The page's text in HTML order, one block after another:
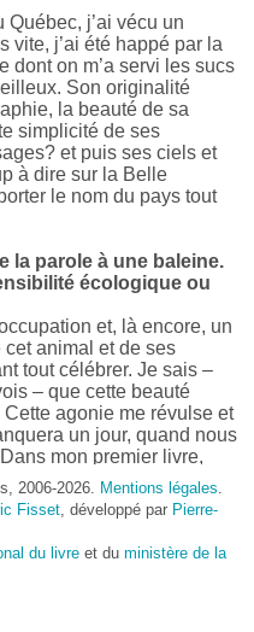
Québec, j’ai vécu un
vite, j’ai été happé par la
dont on m’a servi les sucs
Son originalité
la beauté de sa
simplicité de ses
et puis ses ciels et
à dire sur la Belle
le nom du pays tout
la parole à une baleine.
écologique ou
et, là encore, un
cet animal et de ses
tout célébrer. Je sais –
– que cette beauté
agonie me révulse et
un jour, quand nous
mon premier livre,
la peau d’une bête. Outre
semble que cela peut
certains messages.
des nouvelles plutôt
en lire !
2006-2026. Mentions légales
Fisset , développé par Pierre-
du livre et du ministère de la